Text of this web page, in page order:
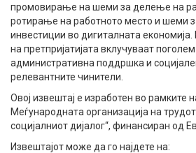
промовирање на шеми за делење на
ротирање на работното место и шеми
инвестиции во дигиталната
на претпријатијата вклучуваат
административна поддршка и
релевантните чинители.
Овој извештај е изработен во рамките
Меѓународната организација на
социјалниот дијалог“, финансиран од
Извештајот може да го најдете на: